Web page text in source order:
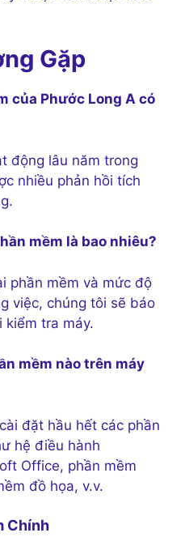
Gặp
của Phước Long A có
động lâu năm trong
nhiều phản hồi tích
mềm là bao nhiêu?
phần mềm và mức độ
việc, chúng tôi sẽ báo
kiểm tra máy.
mềm nào trên máy
đặt hầu hết các phần
hệ điều hành
Office, phần mềm
đồ họa, v.v.
Chính